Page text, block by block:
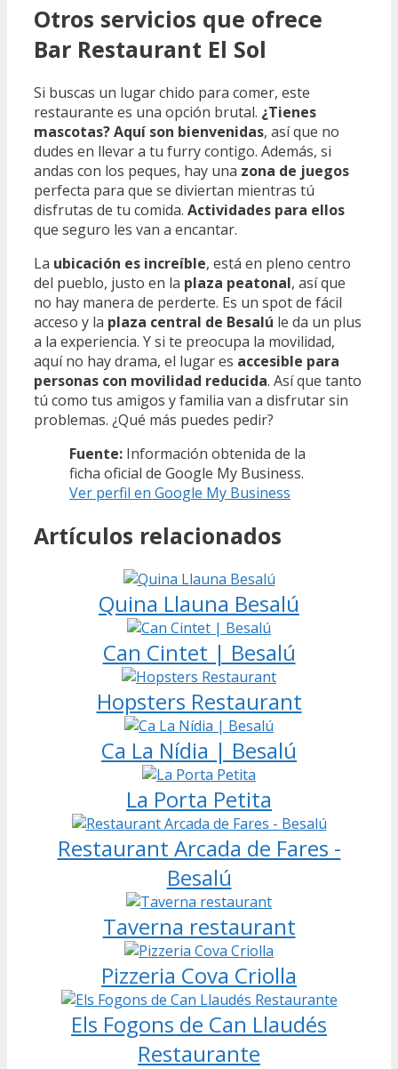
Otros servicios que ofrece
Bar Restaurant El Sol
Si buscas un lugar chido para comer, este
restaurante es una opción brutal. ¿Tienes
mascotas? Aquí son bienvenidas, así que no
dudes en llevar a tu furry contigo. Además, si
andas con los peques, hay una zona de juegos
perfecta para que se diviertan mientras tú
disfrutas de tu comida. Actividades para ellos
que seguro les van a encantar.
La ubicación es increíble, está en pleno centro
del pueblo, justo en la plaza peatonal, así que
no hay manera de perderte. Es un spot de fácil
acceso y la plaza central de Besalú le da un plus
a la experiencia. Y si te preocupa la movilidad,
aquí no hay drama, el lugar es accesible para
personas con movilidad reducida. Así que tanto
tú como tus amigos y familia van a disfrutar sin
problemas. ¿Qué más puedes pedir?
Fuente: Información obtenida de la
ficha oficial de Google My Business.
Ver perfil en Google My Business
Artículos relacionados
Quina Llauna Besalú
Can Cintet | Besalú
Hopsters Restaurant
Ca La Nídia | Besalú
La Porta Petita
Restaurant Arcada de Fares -
Besalú
Taverna restaurant
Pizzeria Cova Criolla
Els Fogons de Can Llaudés
Restaurante